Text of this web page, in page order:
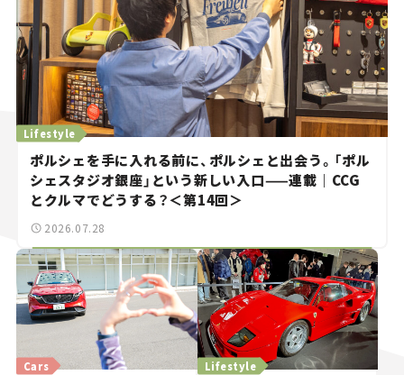
Lifestyle
ポルシェを手に入れる前に、ポルシェと出会う。「ポル
シェスタジオ銀座」という新しい入口——連載｜CCG
とクルマでどうする？＜第14回＞
2026.07.28
Cars Lifestyle